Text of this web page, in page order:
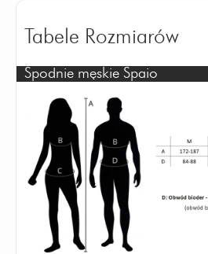
Tabele Rozmiarów
Spodnie męskie Spaio